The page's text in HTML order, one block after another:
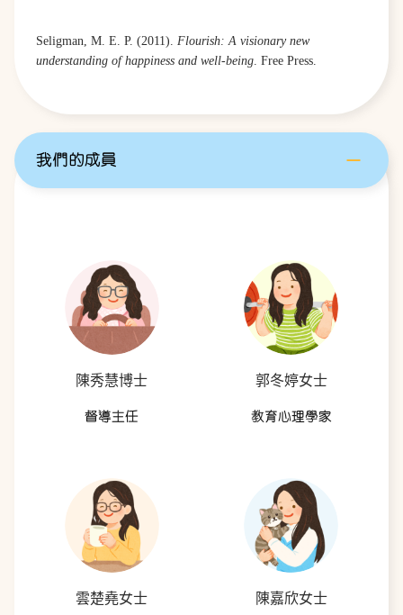
Seligman, M. E. P. (2011). Flourish: A visionary new
understanding of happiness and well-being . Free Press.
我們的成員
陳秀慧博士
督導主任
郭冬婷女士
教育心理學家
雲楚堯女士 陳嘉欣女士